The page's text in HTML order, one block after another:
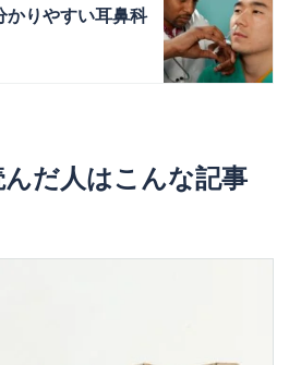
かりやすい耳鼻科
だ人はこんな記事